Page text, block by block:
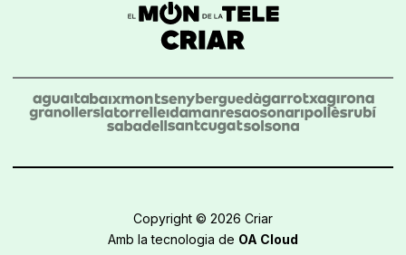
Copyright © 2026 Criar
Amb la tecnologia de OA Cloud